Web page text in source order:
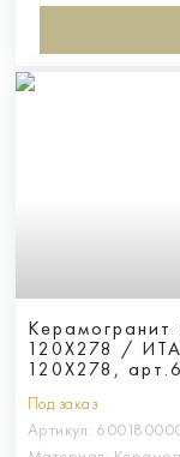
Керамогранит
120X278 /
120X278,
Под заказ
Артикул: